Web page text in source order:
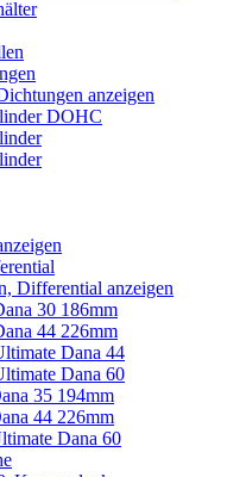
anzeigen
DOHC
Differential anzeigen
30 186mm
44 226mm
Dana 44
Dana 60
35 194mm
44 226mm
Dana 60